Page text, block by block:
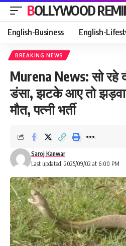
BOLLYWOOD
English-Business English-
BREAKING NEWS
Murena News: सो रहे
डंसा, झटके आए तो
मौत, पत्नी भर्ती
Last updated: 2025/09/02 at 6:00 PM
Saroj Kanwar